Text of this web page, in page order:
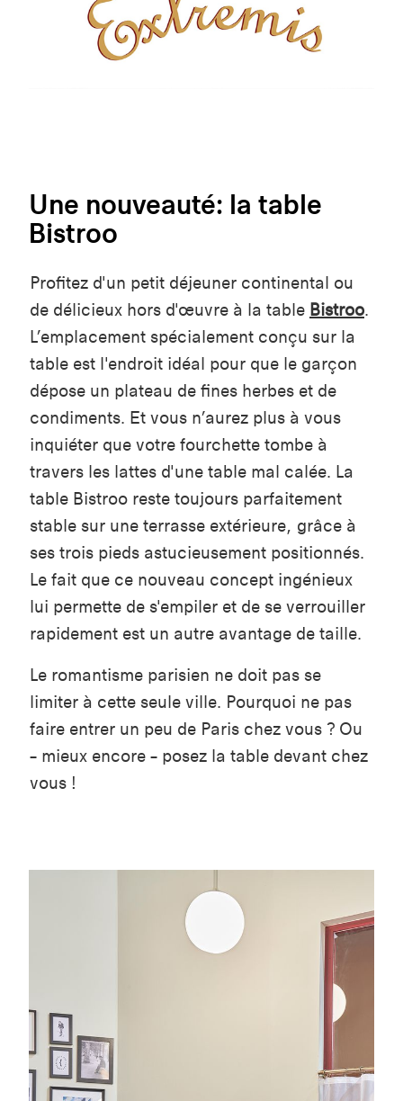
Une nouveauté: la table
Bistroo
Profitez d'un petit déjeuner continental ou
de délicieux hors d'œuvre à la table Bistroo.
L’emplacement spécialement conçu sur la
table est l'endroit idéal pour que le garçon
dépose un plateau de fines herbes et de
condiments. Et vous n’aurez plus à vous
inquiéter que votre fourchette tombe à
travers les lattes d'une table mal calée. La
table Bistroo reste toujours parfaitement
stable sur une terrasse extérieure, grâce à
ses trois pieds astucieusement positionnés.
Le fait que ce nouveau concept ingénieux
lui permette de s'empiler et de se verrouiller
rapidement est un autre avantage de taille.
Le romantisme parisien ne doit pas se
limiter à cette seule ville. Pourquoi ne pas
faire entrer un peu de Paris chez vous ? Ou
– mieux encore – posez la table devant chez
vous !